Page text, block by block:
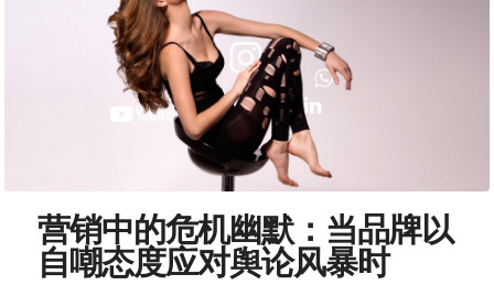
营销中的危机幽默：当品牌以
自嘲态度应对舆论风暴时